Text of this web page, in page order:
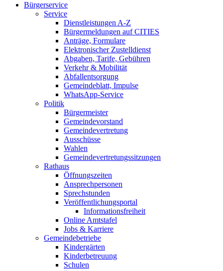
Bürgerservice
Service
Dienstleistungen A-Z
Bürgermeldungen auf CITIES
Anträge, Formulare
Elektronischer Zustelldienst
Abgaben, Tarife, Gebühren
Verkehr & Mobilität
Abfallentsorgung
Gemeindeblatt, Impulse
WhatsApp-Service
Politik
Bürgermeister
Gemeindevorstand
Gemeindevertretung
Ausschüsse
Wahlen
Gemeindevertretungssitzungen
Rathaus
Öffnungszeiten
Ansprechpersonen
Sprechstunden
Veröffentlichungsportal
Informationsfreiheit
Online Amtstafel
Jobs & Karriere
Gemeindebetriebe
Kindergärten
Kinderbetreuung
Schulen